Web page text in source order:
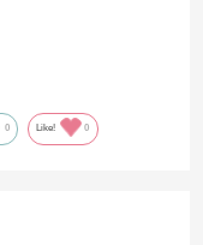
0 Like! 0